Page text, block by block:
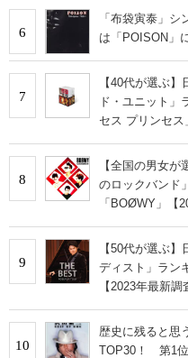
6
「布袋寅泰」
は「POISON」
7
【40代が選ぶ
ド・ユニット
セス プリンセス
8
【全国の男女
のロックバンド
「BOØWY」【
9
【50代が選ぶ
ディスト」ラン
【2023年最新調
10
歴史に残ると思
TOP30！ 第1位